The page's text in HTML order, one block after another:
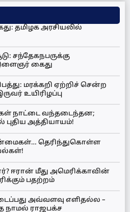
தமிழக அரசியலில்
சந்தேகநபருக்கு
கைது
மரக்கறி ஏற்றிச் சென்ற
உயிரிழப்பு
நாட்டை வந்தடைந்தன;
அத்தியாயம்!
தெரிந்துகொள்ள
ஈரான் மீது அமெரிக்காவின்
பதற்றம்
அவ்வளவு எளிதல்ல –
நாமல் ராஜபக்ச